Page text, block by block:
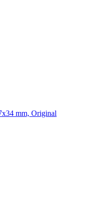
mm, Original